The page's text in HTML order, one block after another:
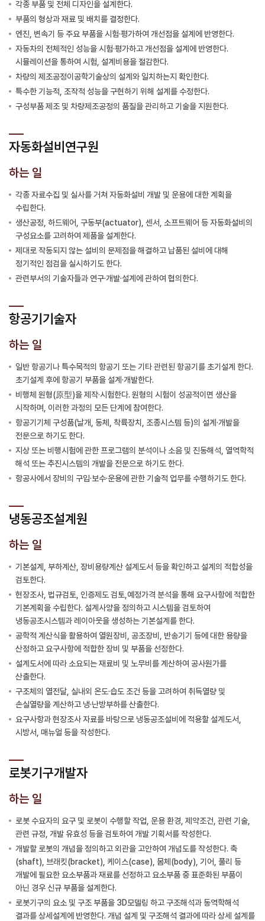
각종 부품 및 전체 디자인을 설계한다.
부품의 형상과 재료 및 배치를 결정한다.
엔진, 변속기 등 주요 부품을 시험·평가하여 개선점을 설계에 반영한다.
자동차의 전체적인 성능을 시험·평가하고 개선점을 설계에 반영한다.
시뮬레이션을 통하여 시험, 설계비용을 절감한다.
차량의 제조공정이공학기술상의 설계와 일치하는지 확인한다.
특수한 기능적, 조작적 성능을 구현하기 위해 설계를 수정한다.
구성부품 제조 및 차량제조공정의 품질을 관리하고 기술을 지원한다.
자동화설비연구원
하는 일
각종 자료수집 및 실사를 거쳐 자동화설비 개발 및 운용에 대한 계획을
수립한다.
생산공정, 하드웨어, 구동부(actuator), 센서, 소프트웨어 등 자동화설비의
구성요소를 고려하여 제품을 설계한다.
제대로 작동되지 않는 설비의 문제점을 해결하고 납품된 설비에 대해
정기적인 점검을 실시하기도 한다.
관련부서의 기술자들과 연구·개발·설계에 관하여 협의한다.
항공기기술자
하는 일
일반 항공기나 특수목적의 항공기 또는 기타 관련된 항공기를 초기설계 한다.
초기설계 후에 항공기 부품을 설계·개발한다.
비행체 원형(原型)을 제작·시험한다. 원형의 시험이 성공적이면 생산을
시작하며, 이러한 과정의 모든 단계에 참여한다.
항공기기체 구성품(날개, 동체, 착륙장치, 조종시스템 등)의 설계·개발을
전문으로 하기도 한다.
지상 또는 비행시험에 관한 프로그램의 분석이나 소음 및 진동해석, 열역학적
해석 또는 추진시스템의 개발을 전문으로 하기도 한다.
항공사에서 장비의 구입·보수·운용에 관한 기술적 업무를 수행하기도 한다.
냉동공조설계원
하는 일
기본설계, 부하계산, 장비용량계산 설계도서 등을 확인하고 설계의 적합성을
검토한다.
현장조사, 법규검토, 인증제도 검토,예정가격 분석을 통해 요구사항에 적합한
기본계획을 수립한다. 설계사양을 정의하고 시스템을 검토하여
냉동공조시스템과 레이아웃을 생성하는 기본설계를 한다.
공학적 계산식을 활용하여 열원장비, 공조장비, 반송기기 등에 대한 용량을
산정하고 요구사항에 적합한 장비 및 부품을 선정한다.
설계도서에 따라 소요되는 재료비 및 노무비를 계산하여 공사원가를
산출한다.
구조체의 열전달, 실내외 온도·습도 조건 등을 고려하여 취득열량 및
손실열량을 계산하고 냉·난방부하를 산출한다.
요구사항과 현장조사 자료를 바탕으로 냉동공조설비에 적용할 설계도서,
시방서, 매뉴얼 등을 작성한다.
로봇기구개발자
하는 일
로봇 수요자의 요구 및 로봇이 수행할 작업, 운용 환경, 제약조건, 관련 기술,
관련 규정, 개발 유효성 등을 검토하여 개발 기획서를 작성한다.
개발할 로봇의 개념을 정의하고 외관을 고안하여 개념도를 작성한다. 축
(shaft), 브래킷(bracket), 케이스(case), 몸체(body), 기어, 풀리 등
개발에 필요한 요소부품과 재료를 선정하고 요소부품 중 표준화된 부품이
아닌 경우 신규 부품을 설계한다.
로봇기구의 요소 및 구조 부품을 3D모델링 하고 구조해석과 동역학해석
결과를 상세설계에 반영한다. 개념 설계 및 구조해석 결과에 따라 상세 설계를